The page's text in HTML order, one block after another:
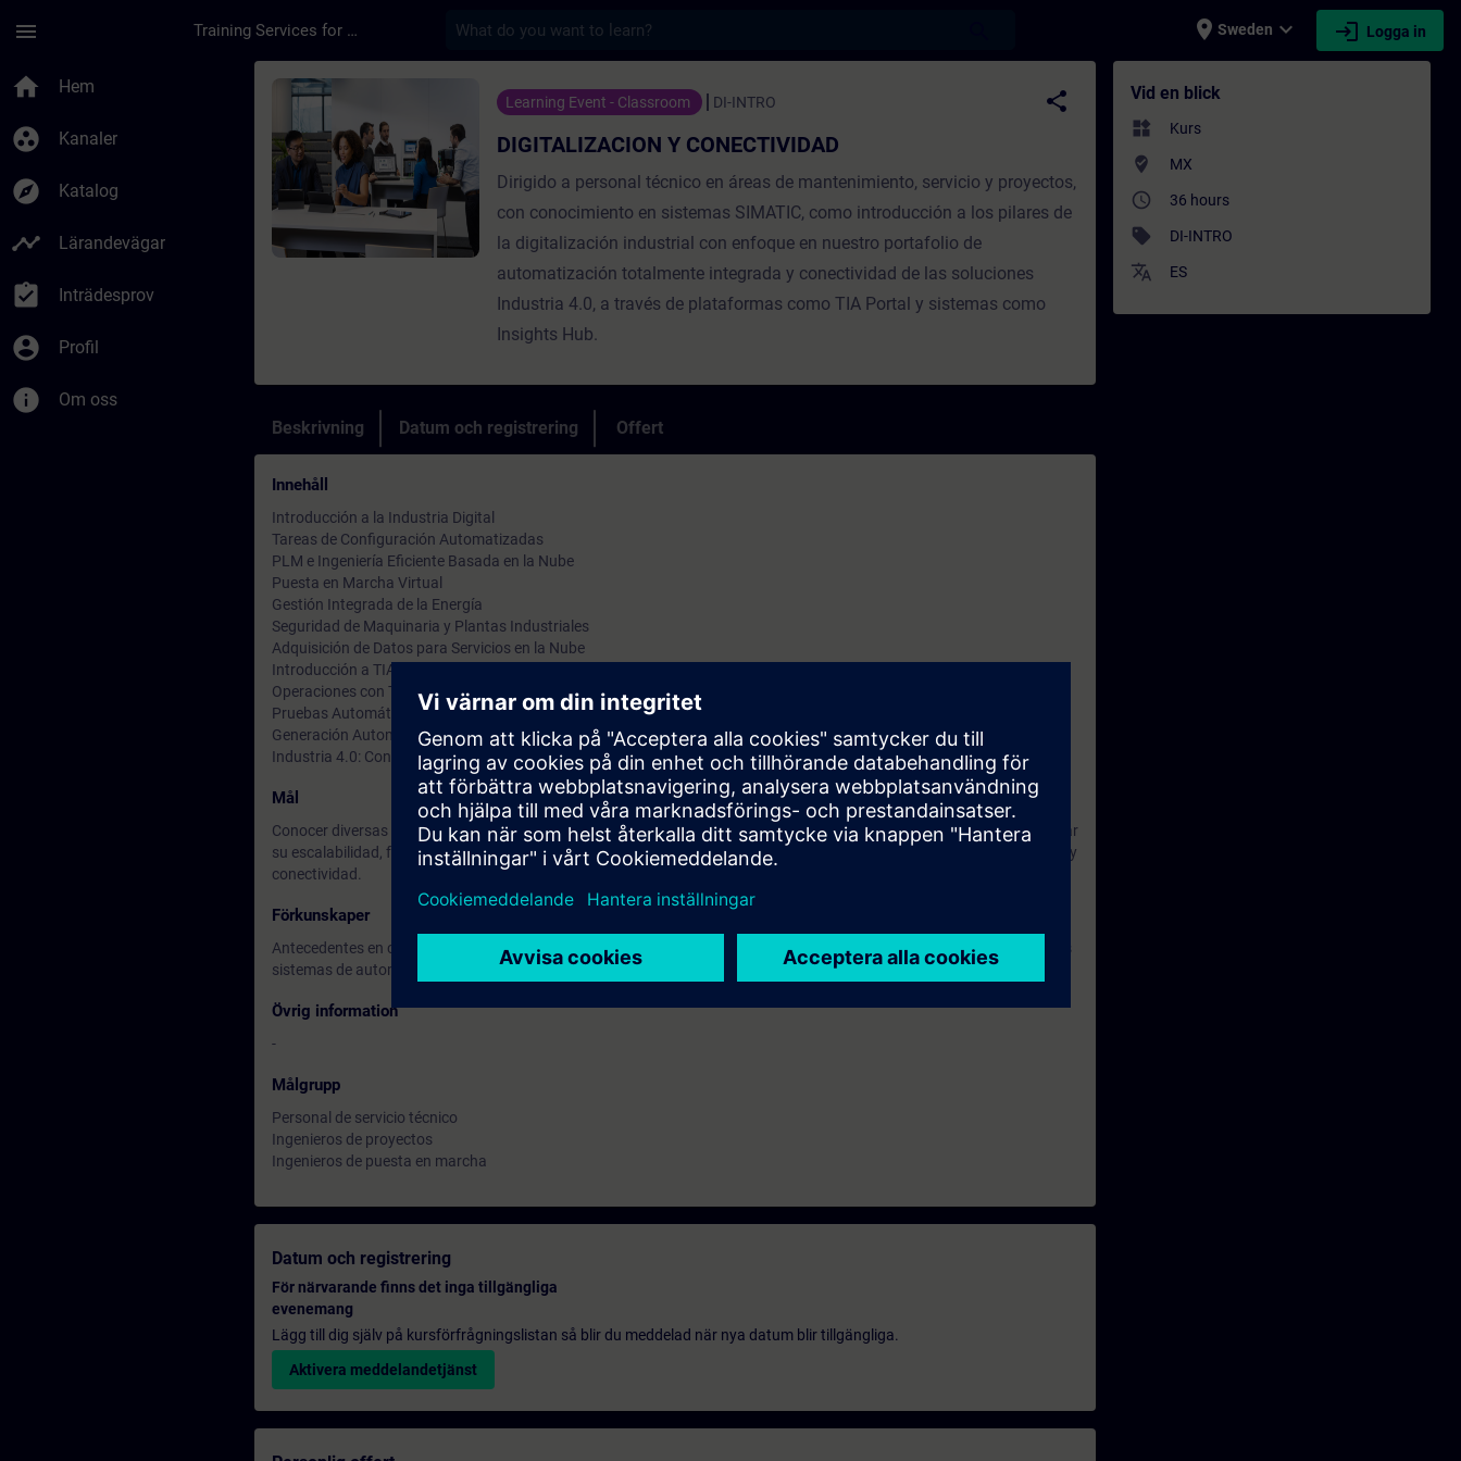
menu Training Services for Digital Industries place Sweden expand_more login Logga in
home Hem
group_work Kanaler
explore Katalog
timeline Lärandevägar
assignment_turned_in Inträdesprov
account_circle Profil
info Om oss
Kurs - DIGITALIZACION Y CONECTIVIDAD - Utbildning - Utbildning - Professionell utveckling | SITRAIN
Learning Event - Classroom DI-INTRO
share
DIGITALIZACION Y CONECTIVIDAD
Dirigido a personal técnico en áreas de mantenimiento, servicio y proyectos,
con conocimiento en sistemas SIMATIC, como introducción a los pilares de
la digitalización industrial con enfoque en nuestro portafolio de
automatización totalmente integrada y conectividad de las soluciones
Industria 4.0, a través de plataformas como TIA Portal y sistemas como
Insights Hub.
Beskrivning Datum och registrering Offert
Innehåll
Introducción a la Industria Digital
Tareas de Configuración Automatizadas
PLM e Ingeniería Eficiente Basada en la Nube
Puesta en Marcha Virtual
Gestión Integrada de la Energía
Seguridad de Maquinaria y Plantas Industriales
Adquisición de Datos para Servicios en la Nube
Introducción a TIA Portal Openness
Operaciones con TIA Portal Openness
Pruebas Automáticas de Bloques de Programación
Generación Automática de pantallas HMI
Industria 4.0: Conclusión
Mål
Conocer diversas soluciones basadas en la digitalización en automatización y control en la industria, con el fin de valorar
su escalabilidad, facilidad de integración y optimización, mirando de casos de uso, y a través de pruebas de integración y
conectividad.
Förkunskaper
Antecedentes en conocimientos sobre el panorama de SIMATIC PLC y HMI, redes industriales, SINAMICS, entre diversos
sistemas de automatización de Siemens en TIA Portal.
Övrig information
-
Målgrupp
Personal de servicio técnico
Ingenieros de proyectos
Ingenieros de puesta en marcha
Datum och registrering
För närvarande finns det inga tillgängliga
evenemang
Lägg till dig själv på kursförfrågningslistan så blir du meddelad när nya datum blir tillgängliga.
Aktivera meddelandetjänst
Vid en blick
widgets Kurs
where_to_vote MX
access_time 36 hours
sell DI-INTRO
translate ES